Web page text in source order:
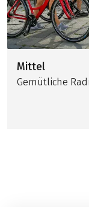
Mittel
Gemütliche